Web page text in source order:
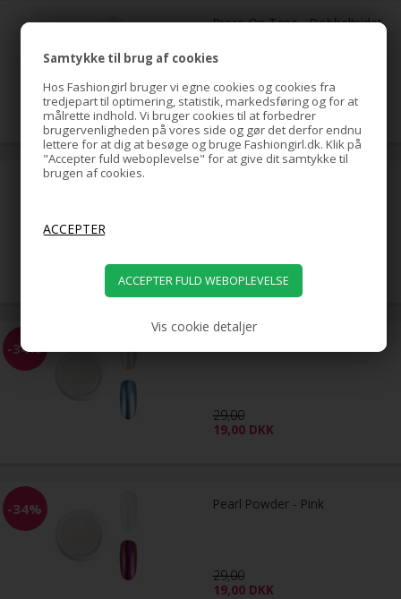
Samtykke til brug af cookies
Hos Fashiongirl bruger vi egne cookies og cookies fra
tredjepart til optimering, statistik, markedsføring og for at
målrette indhold. Vi bruger cookies til at forbedrer
brugervenligheden på vores side og gør det derfor endnu
lettere for at dig at besøge og bruge Fashiongirl.dk. Klik på
"Accepter fuld weboplevelse" for at give dit samtykke til
brugen af cookies.
Vis cookie detaljer
Press On Tape - Dobbeltsidet
39,00 DKK
-34%
29,00
19,00 DKK
-34% Pearl Powder - Pink
29,00
19,00 DKK